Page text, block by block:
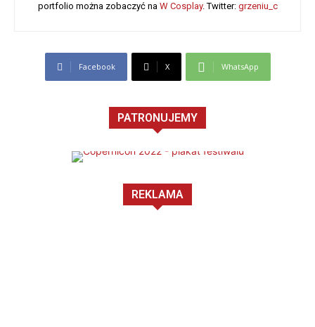
portfolio można zobaczyć na W Cosplay. Twitter: grzeniu_c
Facebook X WhatsApp
PATRONUJEMY
REKLAMA